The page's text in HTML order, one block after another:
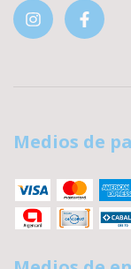
Medios de